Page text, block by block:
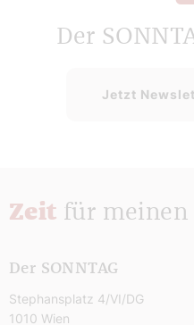
Der
Jetzt
Zeit für meinen
Der SONNTAG
Stephansplatz 4/VI/DG
1010 Wien